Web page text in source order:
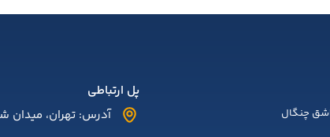
چنگال
پل ارتباطی
آدرس: تهران، میدان